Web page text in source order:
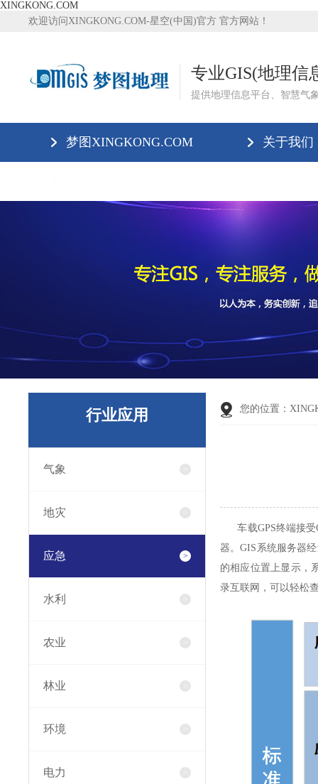
XINGKONG.COM
欢迎访问XINGKONG.COM-星空(中国)官方 官方网站！
专业GIS(地理信
提供地理信息平台、智慧气
梦图XINGKONG.COM 关于我们
行业应用
气象
地灾
应急
水利
农业
林业
环境
电力
您的位置：
车载GPS终端接受
器。GIS系统服务器
的相应位置上显示，
录互联网，可以轻松